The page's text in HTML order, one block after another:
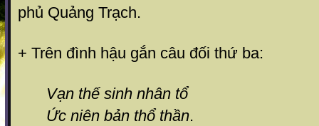
phủ Quảng Trạch.
+ Trên đình hậu gắn câu đối thứ ba:
Vạn thế sinh nhân tổ
Ức niên bản thổ thần.